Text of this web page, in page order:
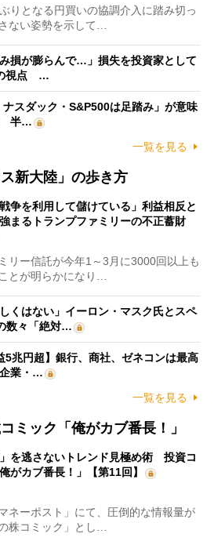
りとなる円買いの協調介入に踏み切っ
ない姿勢を示して…
み損が膨らんで…」損失を投資家として
の視点 …
ナスダック・S&P500は足踏み」が意味
半…
一覧を見る
新大陸」の歩き方
戦争を利用して儲けている」利益相反と
まるトランプファミリーの不正蓄財
リー信託が今年1～3月に3000回以上も
とが明らかになり…
くはない」イーロン・マスク氏とスペ
数々「絶対…
5兆円超】銀行、商社、ゼネコンは最高
業・…
一覧を見る
ミック「俺がカブ番長！」
」を逃さないトレンド見極め術 投資コ
がカブ番長！」【第11回】
ネーポスト」にて、圧倒的な情報量が
株コミック」とし…